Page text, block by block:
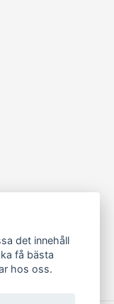
det innehåll
få bästa
hos oss.